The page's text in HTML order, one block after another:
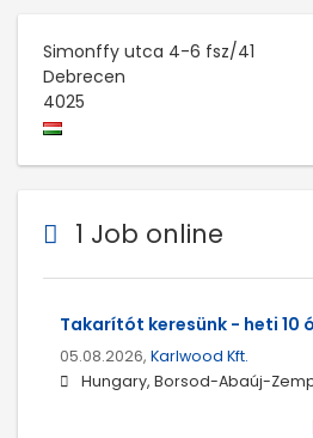
Simonffy utca 4-6 fsz/41
Debrecen
4025
1 Job online
Takarítót keresünk - heti 10
05.08.2026, Karlwood Kft.
Hungary, Borsod-Abaúj-